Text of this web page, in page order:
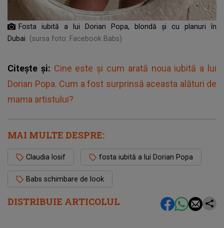
DISTRIBUIE ARTICOLUL
Fosta iubită a lui Dorian Popa, blondă și cu planuri în
Dubai
(sursa foto: Facebook Babs)
Citește și: Cine este și cum arată noua iubită a lui
Dorian Popa. Cum a fost surprinsă aceasta alături de
mama artistului?
MAI MULTE DESPRE:
Claudia Iosif fosta iubită a lui Dorian Popa
Babs schimbare de look